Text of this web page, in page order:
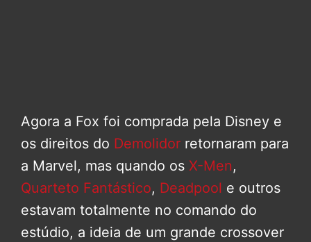
Agora a Fox foi comprada pela Disney e
os direitos do Demolidor retornaram para
a Marvel, mas quando os X-Men,
Quarteto Fantástico, Deadpool e outros
estavam totalmente no comando do
estúdio, a ideia de um grande crossover